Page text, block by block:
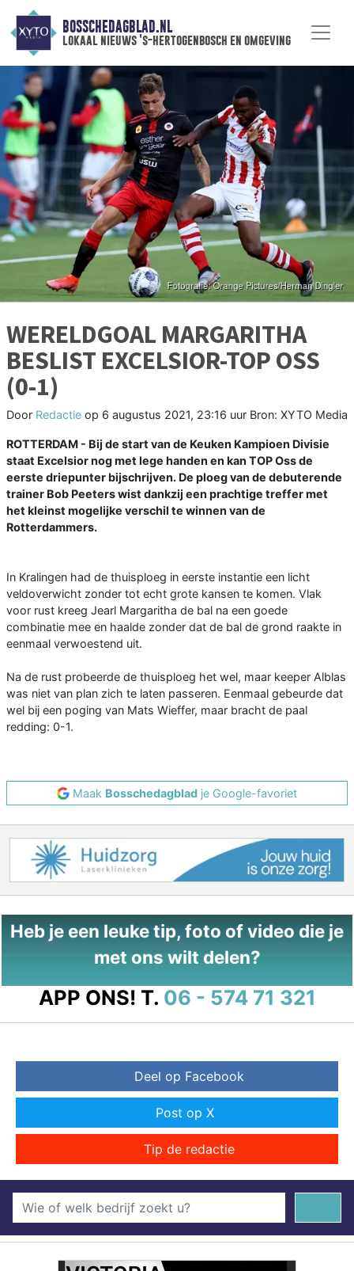
BOSSCHEDAGBLAD.NL
lokaal nieuws 's-hertogenbosch en omgeving
WERELDGOAL MARGARITHA
BESLIST EXCELSIOR-TOP OSS
(0-1)
Door Redactie op 6 augustus 2021, 23:16 uur Bron: XYTO Media
ROTTERDAM - Bij de start van de Keuken Kampioen Divisie
staat Excelsior nog met lege handen en kan TOP Oss de
eerste driepunter bijschrijven. De ploeg van de debuterende
trainer Bob Peeters wist dankzij een prachtige treffer met
het kleinst mogelijke verschil te winnen van de
Rotterdammers.
In Kralingen had de thuisploeg in eerste instantie een licht
veldoverwicht zonder tot echt grote kansen te komen. Vlak
voor rust kreeg Jearl Margaritha de bal na een goede
combinatie mee en haalde zonder dat de bal de grond raakte in
eenmaal verwoestend uit.
Na de rust probeerde de thuisploeg het wel, maar keeper Alblas
was niet van plan zich te laten passeren. Eenmaal gebeurde dat
wel bij een poging van Mats Wieffer, maar bracht de paal
redding: 0-1.
Maak Bosschedagblad je Google-favoriet
Heb je een leuke tip, foto of video die je
met ons wilt delen?
APP ONS! T. 06 - 574 71 321
Deel op Facebook
Post op X
Tip de redactie